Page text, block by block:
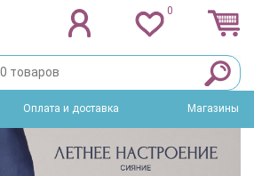
0
Оплата и доставка Магазины